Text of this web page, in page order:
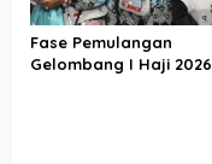
Fase Pemulangan
Gelombang I Haji 2026